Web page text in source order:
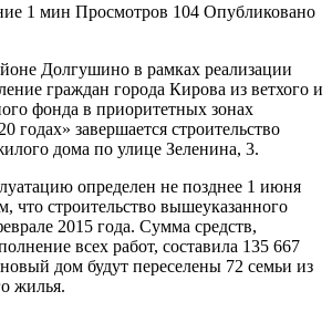
1 мин Просмотров 104 Опубликовано
Долгушино в рамках реализации
граждан города Кирова из ветхого и
фонда в приоритетных зонах
годах» завершается строительство
дома по улице Зеленина, 3.
определен не позднее 1 июня
что строительство вышеуказанного
2015 года. Сумма средств,
всех работ, составила 135 667
дом будут переселены 72 семьи из
жилья.